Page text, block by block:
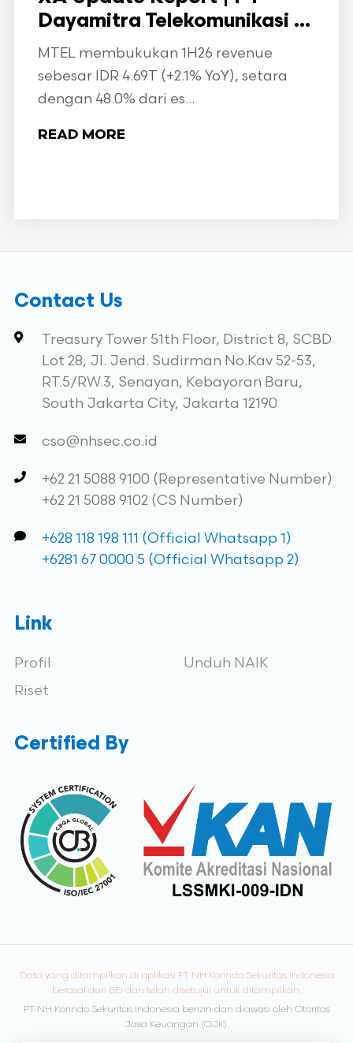
Dayamitra Telekomunikasi ...
MTEL membukukan 1H26 revenue
sebesar IDR 4.69T (+2.1% YoY), setara
dengan 48.0% dari es...
READ MORE
Contact Us
Treasury Tower 51th Floor, District 8, SCBD
Lot 28, Jl. Jend. Sudirman No.Kav 52-53,
RT.5/RW.3, Senayan, Kebayoran Baru,
South Jakarta City, Jakarta 12190
cso@nhsec.co.id
+62 21 5088 9100 (Representative Number)
+62 21 5088 9102 (CS Number)
+628 118 198 111 (Official Whatsapp 1)
+6281 67 0000 5 (Official Whatsapp 2)
Link
Profil
Riset
Unduh NAIK
Certified By
Data yang ditampilkan di aplikasi PT NH Korindo Sekuritas Indonesia
berasal dari BEI dan telah disetujui untuk ditampilkan.
PT NH Korindo Sekuritas Indonesia berizin dan diawasi oleh Otoritas
Jasa Keuangan (OJK).